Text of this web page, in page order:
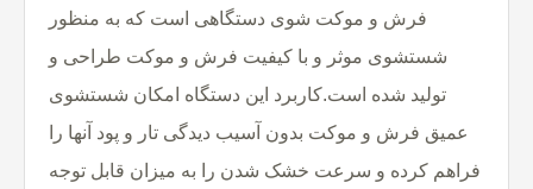
فرش و موکت شوی دستگاهی است که به منظور
شستشوی موثر و با کیفیت فرش و موکت طراحی و
تولید شده است.کاربرد این دستگاه امکان شستشوی
عمیق فرش و موکت بدون آسیب دیدگی تار و پود آنها را
فراهم کرده و سرعت خشک شدن را به میزان قابل توجه